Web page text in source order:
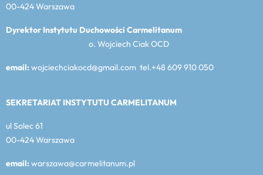
00-424 Warszawa
Dyrektor Instytutu Duchowości Carmelitanum
o. Wojciech Ciak OCD
email:wojciechciakocd@gmail.com tel.+48 609 910 050
SEKRETARIAT INSTYTUTU CARMELITANUM
ul Solec 61
00-424 Warszawa
email:warszawa@carmelitanum.pl